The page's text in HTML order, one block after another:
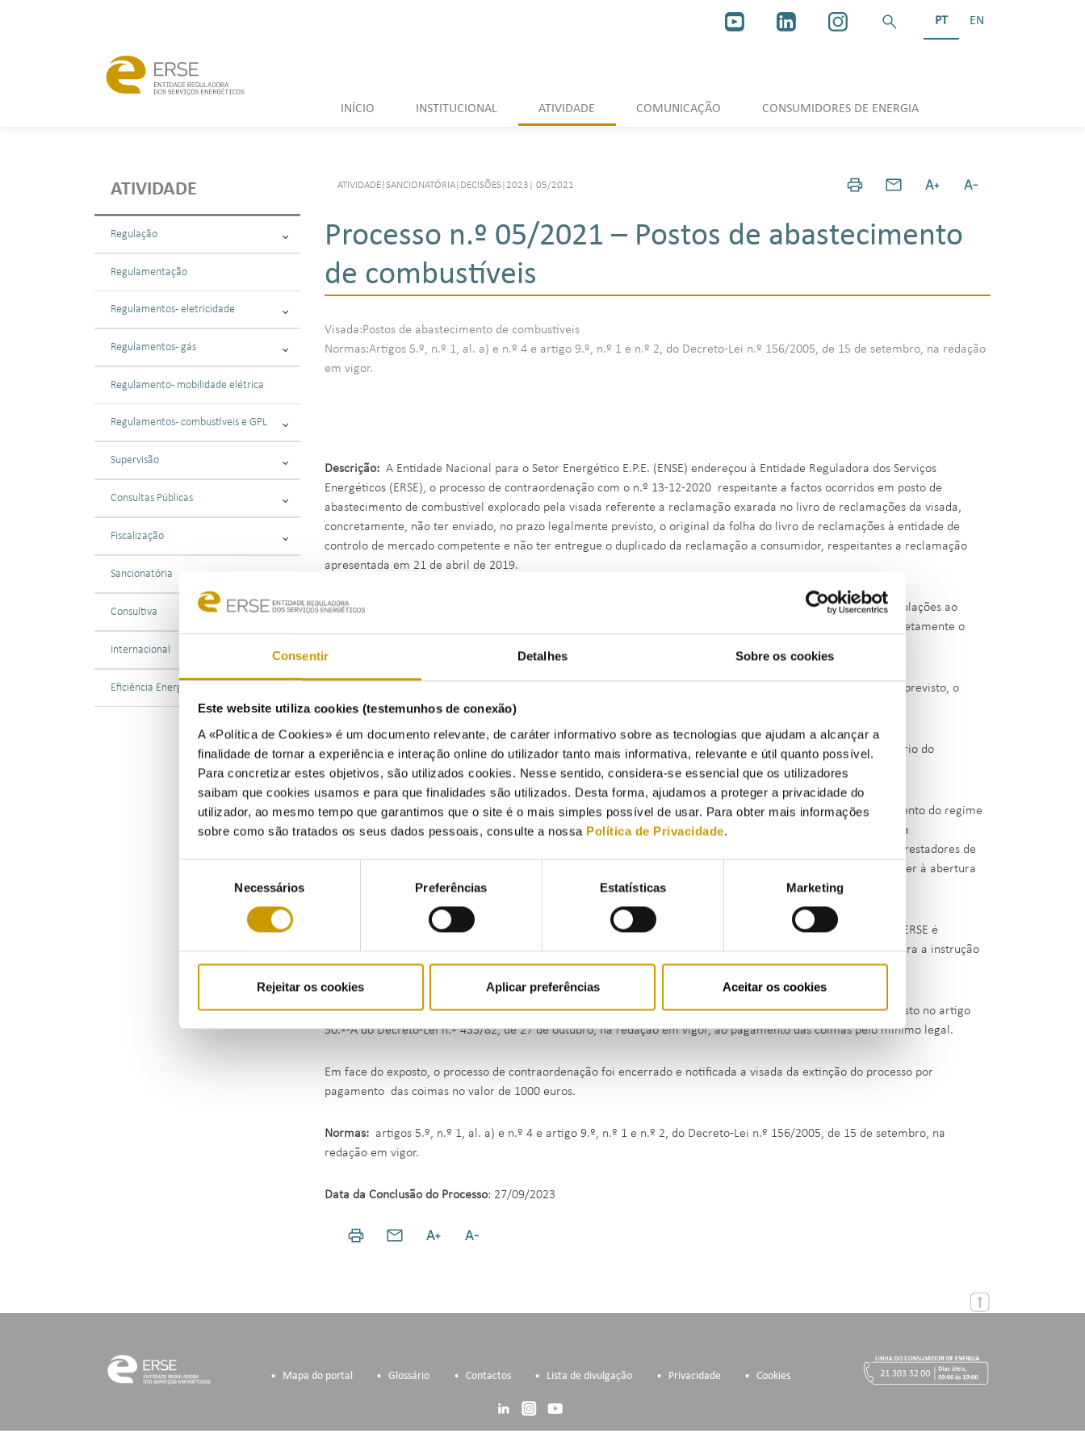
Consentir Detalhes Sobre os cookies
Este website utiliza cookies (testemunhos de conexão)
A «Política de Cookies» é um documento relevante, de caráter informativo sobre as tecnologias que ajudam a alcançar a
finalidade de tornar a experiência e interação online do utilizador tanto mais informativa, relevante e útil quanto possível.
Para concretizar estes objetivos, são utilizados cookies. Nesse sentido, considera-se essencial que os utilizadores
saibam que cookies usamos e para que finalidades são utilizados. Desta forma, ajudamos a proteger a privacidade do
utilizador, ao mesmo tempo que garantimos que o site é o mais simples possível de usar. Para obter mais informações
sobre como são tratados os seus dados pessoais, consulte a nossa Política de Privacidade.
consentimento
Necessários Preferências Estatísticas Marketing
Rejeitar os cookies Aplicar preferências Aceitar os cookies
PT EN
INÍCIO INSTITUCIONAL ATIVIDADE COMUNICAÇÃO CONSUMIDORES DE ENERGIA
ATIVIDADE
Regulação
Regulamentação
Regulamentos - eletricidade
Regulamentos - gás
Regulamento - mobilidade elétrica
Regulamentos - combustíveis e GPL
Supervisão
Consultas Públicas
Fiscalização
Sancionatória
Consultiva
Internacional
Eficiência Energética
ATIVIDADE SANCIONATÓRIA DECISÕES 2023 05/2021
Processo n.º 05/2021 – Postos de abastecimento
de combustíveis
Visada:Postos de abastecimento de combustíveis
Normas:Artigos 5.º, n.º 1, al. a) e n.º 4 e artigo 9.º, n.º 1 e n.º 2, do Decreto-Lei n.º 156/2005, de 15 de setembro, na redação
em vigor.
Descrição: A Entidade Nacional para o Setor Energético E.P.E. (ENSE) endereçou à Entidade Reguladora dos Serviços
Energéticos (ERSE), o processo de contraordenação com o n.º 13-12-2020 respeitante a factos ocorridos em posto de
abastecimento de combustível explorado pela visada referente a reclamação exarada no livro de reclamações da visada,
concretamente, não ter enviado, no prazo legalmente previsto, o original da folha do livro de reclamações à entidade de
controlo de mercado competente e não ter entregue o duplicado da reclamação a consumidor, respeitantes a reclamação
apresentada em 21 de abril de 2019.
No âmbito do processo em questão é imputado ao arguido a prática de factos suscetíveis de consubstanciar violações ao
Decreto-Lei n.º 156/2005, de 15 de setembro, na qualidade de posto de abastecimento de combustíveis, concretamente o
i) Após o preenchimento da folha de reclamação, o fornecedor do bem, não ter enviado, no prazo legalmente previsto, o
original da folha do livro de reclamações à entidade de controlo de mercado competente;
ii) Após o preenchimento da folha de reclamação, o fornecedor do bem, o prestador de serviços ou o funcionário do
estabelecimento não ter ainda entregue o duplicado da reclamação ao consumidor ou utente.
Tendo esta entidade reguladora verificado existirem indícios da prática de contraordenações, pelo incumprimento do regime
previsto no Decreto-Lei n.º 156/2005, de 15 de setembro, na redação em vigor, diploma legal que estabelece a
obrigatoriedade de existência e disponibilização do livro de reclamações a todos os fornecedores de bens ou prestadores de
serviços que tenham contacto com o público em geral, o Conselho de Administração da ERSE deliberou proceder à abertura
de processo de contraordenação.
Nos termos do disposto na alínea i) do n.º 1 do artigo 11.º do Decreto-Lei n.º 156/2005, de 15 de setembro, a ERSE é
competente para proceder à fiscalização do cumprimento do disposto no referido diploma legal, bem como para a instrução
dos respetivos processos de contraordenação e para a aplicação de coima e sanções acessórias.
Neste enquadramento, após notificação pela ERSE da nota de ilicitude, a arguida procedeu, ao abrigo do disposto no artigo
50.º-A do Decreto-Lei n.º 433/82, de 27 de outubro, na redação em vigor, ao pagamento das coimas pelo mínimo legal.
Em face do exposto, o processo de contraordenação foi encerrado e notificada a visada da extinção do processo por
pagamento das coimas no valor de 1000 euros.
Normas: artigos 5.º, n.º 1, al. a) e n.º 4 e artigo 9.º, n.º 1 e n.º 2, do Decreto-Lei n.º 156/2005, de 15 de setembro, na
redação em vigor.
Data da Conclusão do Processo: 27/09/2023
Mapa do portal Glossário Contactos Lista de divulgação Privacidade Cookies